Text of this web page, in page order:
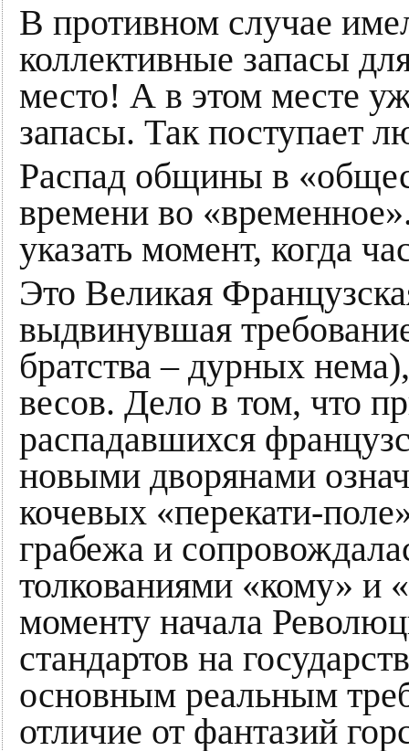
В противном случае
коллективные запасы
место! А в этом месте
запасы. Так поступает
Распад общины в
времени во
указать момент, когда
Это Великая
выдвинувшая
братства – дурных
весов. Дело в том, что
распадавшихся
новыми дворянами
кочевых «перекати-
грабежа и
толкованиями «кому» и
моменту начала
стандартов на
основным реальным
отличие от фантазий